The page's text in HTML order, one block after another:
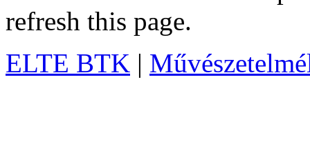
refresh this page.
ELTE BTK |